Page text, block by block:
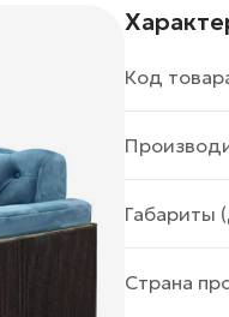
Код
Габариты
Страна